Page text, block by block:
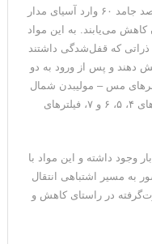
تیکنر میانی وجود دارد که ته ریز آن‌ها با درصد جامد ۶۰ وارد آسیای مدار
آن تا ۱۰۰% زیر ۴۴ میکرون کاهش می‌یابند. به این مواد
ذراتی که قفل‌شدگی داشتند
دهند و پس از ورود به دو
(تیکنرهای مس – مولیبدن شمال
و جنوب) برمی‌گردد و کنسانتره آن به کلینرهای ۴، ۵، ۶ و ۷، فیلترهای
وجود داشته و این مواد با
مسیر اشتباهی انتقال
در راستای کاهش و